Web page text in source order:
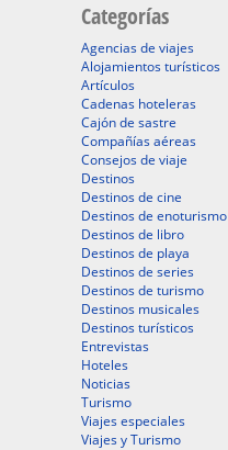
Categorías
Agencias de viajes
Alojamientos turísticos
Artículos
Cadenas hoteleras
Cajón de sastre
Compañías aéreas
Consejos de viaje
Destinos
Destinos de cine
Destinos de enoturismo
Destinos de libro
Destinos de playa
Destinos de series
Destinos de turismo
Destinos musicales
Destinos turísticos
Entrevistas
Hoteles
Noticias
Turismo
Viajes especiales
Viajes y Turismo